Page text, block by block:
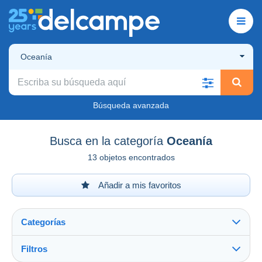
Oceanía
Búsqueda avanzada
Busca en la categoría Oceanía
13 objetos encontrados
Añadir a mis favoritos
Categorías
Filtros